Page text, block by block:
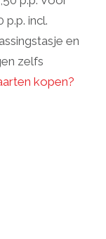
incl.
en
zelfs
kopen?